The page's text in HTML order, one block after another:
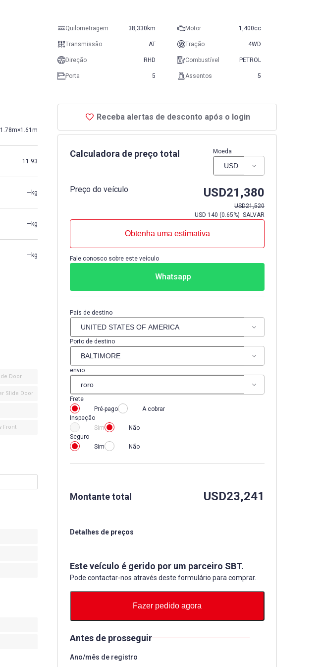
Receba alertas de desconto após o login
Calculadora de preço total Moeda
Preço do veículo USD21,380
USD21,520
USD 140 (0.65%) SALVAR
Obtenha uma estimativa
Fale conosco sobre este veículo
Whatsapp
País de destino
Porto de destino
envio
Frete
Pré-pago
A cobrar
Inspeção
Sim
Não
Seguro
Sim
Não
Montante total USD23,241
Detalhes de preços
Este veículo é gerido por um parceiro SBT.
Pode contactar-nos através deste formulário para comprar.
Fazer pedido agora
Antes de prosseguir
Ano/mês de registro
Quilometragem 38,330km Motor 1,400cc
Transmissão AT Tração 4WD
Direção RHD Combustível PETROL
Porta 5 Assentos 5
11.93
—kg
—kg
—kg
Door
Slide Door
Front